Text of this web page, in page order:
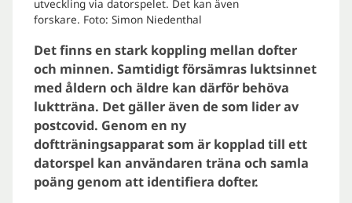
utveckling via datorspelet. Det kan även
forskare. Foto: Simon Niedenthal
Det finns en stark koppling mellan dofter
och minnen. Samtidigt försämras luktsinnet
med åldern och äldre kan därför behöva
luktträna. Det gäller även de som lider av
postcovid. Genom en ny
doftträningsapparat som är kopplad till ett
datorspel kan användaren träna och samla
poäng genom att identifiera dofter.